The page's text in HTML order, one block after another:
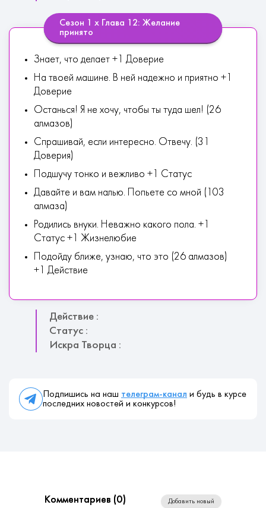
Сезон 1 х Глава 12: Желание
принято
Знает, что делает +1 Доверие
На твоей машине. В ней надежно и приятно +1
Доверие
Останься! Я не хочу, чтобы ты туда шел! (26
алмазов)
Спрашивай, если интересно. Отвечу. (31
Доверия)
Подшучу тонко и вежливо +1 Статус
Давайте и вам налью. Попьете со мной (103
алмаза)
Родились внуки. Неважно какого пола. +1
Статус +1 Жизнелюбие
Подойду ближе, узнаю, что это (26 алмазов)
+1 Действие
Действие :
Статус :
Искра Творца :
Подпишись на наш телеграм-канал и будь в курсе
последних новостей и конкурсов!
Комментариев (0) Добавить новый